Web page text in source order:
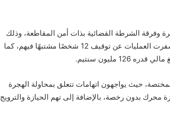
وفرقة الشرطة القضائية بذات أمن المقاطعة، وذلك
بناءً على معلومات مؤكدة تم استغلالها باستخدام التقنيات المتاحة. وأسفرت العمليات عن توقيف 12 شخصًا مشتبهًا فيهم، كما
حيث يواجهون اتهامات تتعلق بمحاولة الهجرة
محرك بدون رخصة، بالإضافة إلى تهم الحيازة والترويج